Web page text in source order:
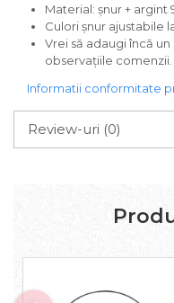
Material: șnur + argint
Culori șnur ajustabile
Vrei să adaugi încă
observațiile comenzii.
Informatii conformitate
Review-uri (0)